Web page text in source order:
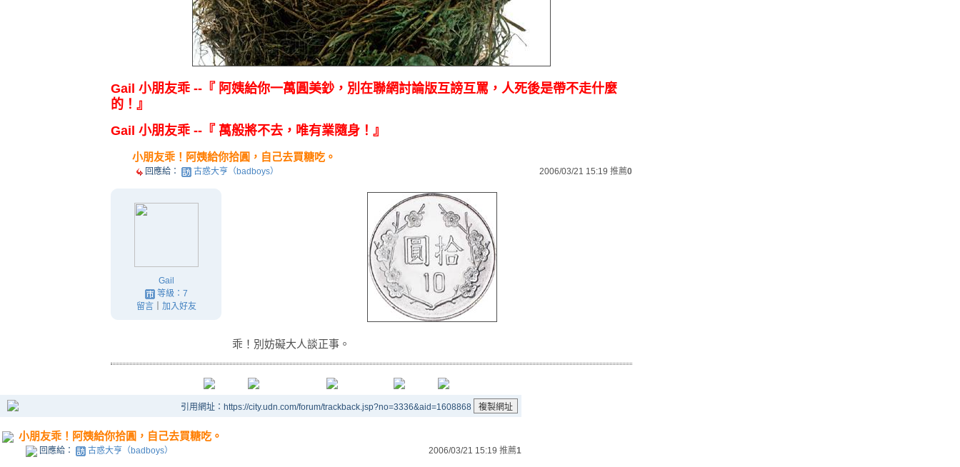
Gail 小朋友乖 --『 阿姨給你一萬圓美鈔，別在聯網討論版互謗互罵，人死後是帶不走什麼
的 ！』
Gail 小朋友乖 --『 萬般將不去，唯有業隨身！』
小朋友乖！阿姨給你拾圓，自己去買糖吃。
回應給： 古惑大亨（badboys） 2006/03/21 15:19 推薦0
Gail
等級：7
留言｜ 加入好友
乖！別妨礙大人談正事。
引用網址：https://city.udn.com/forum/trackback.jsp?no=3336&aid=1608868
小朋友乖！阿姨給你拾圓，自己去買糖吃。
回應給： 古惑大亨（badboys） 2006/03/21 15:19 推薦1